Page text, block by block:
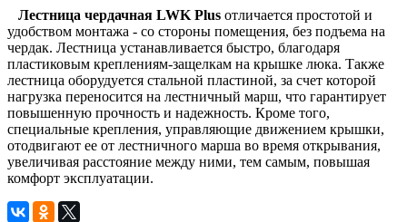
Лестница чердачная LWK Plus отличается простотой и
удобством монтажа - со стороны помещения, без подъема на
чердак. Лестница устанавливается быстро, благодаря
пластиковым креплениям-защелкам на крышке люка. Также
лестница оборудуется стальной пластиной, за счет которой
нагрузка переносится на лестничный марш, что гарантирует
повышенную прочность и надежность. Кроме того,
специальные крепления, управляющие движением крышки,
отодвигают ее от лестничного марша во время открывания,
увеличивая расстояние между ними, тем самым, повышая
комфорт эксплуатации.